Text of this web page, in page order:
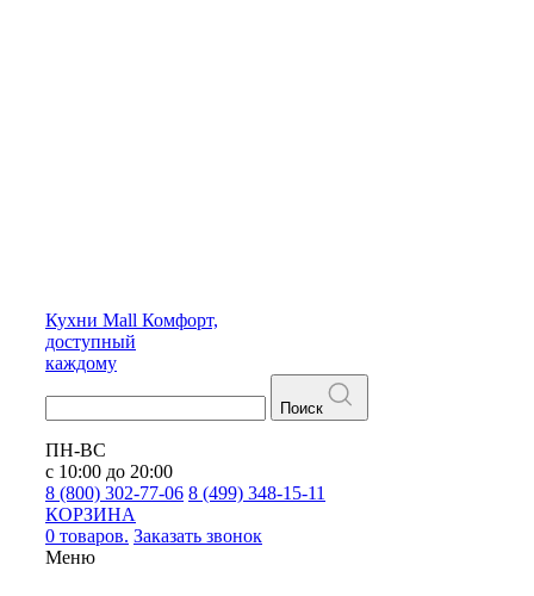
Кухни Mall Комфорт,
доступный
каждому
Поиск
ПН-ВС
с 10:00 до 20:00
8 (800) 302-77-06 8 (499) 348-15-11
КОРЗИНА
0 товаров. Заказать звонок
Меню